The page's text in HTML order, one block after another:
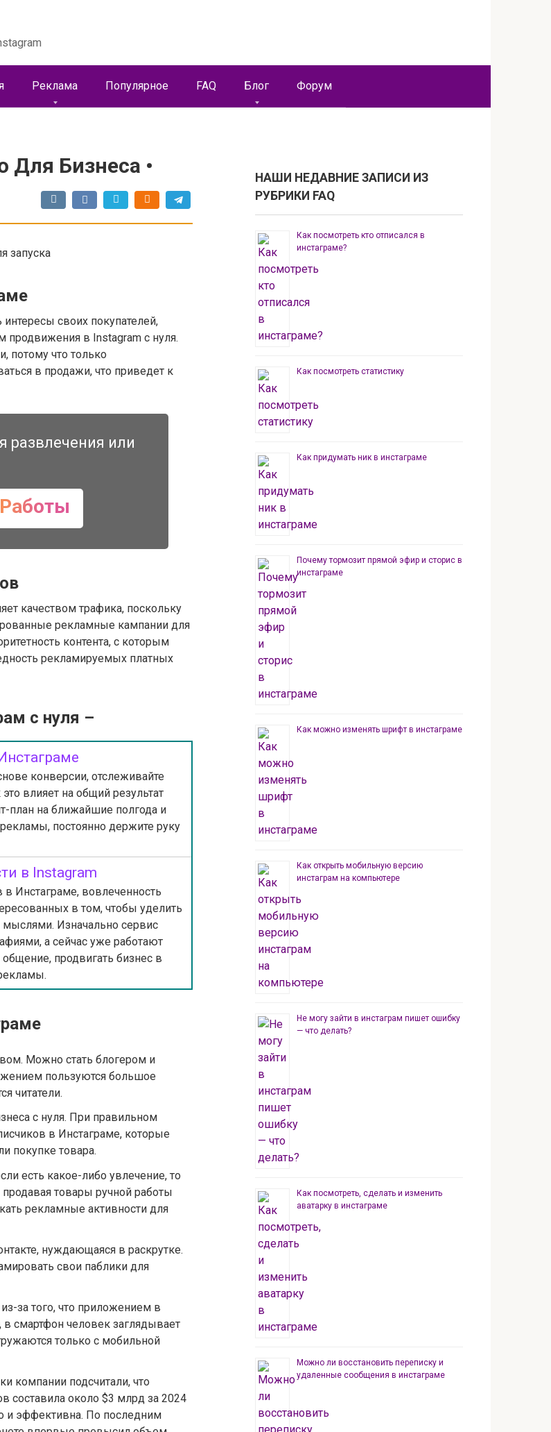
Реклама Популярное FAQ Блог Форум
Для Бизнеса •
запуска
своих покупателей,
продвижения в Instagram с нуля.
потому что только
в продажи, что приведет к
развлечения или
Работы
качеством трафика, поскольку
рекламные кампании для
контента, с которым
рекламируемых платных
с нуля –
конверсии, отслеживайте
влияет на общий результат
план на ближайшие полгода и
постоянно держите руку
в Instagram
Инстаграме, вовлеченность
в том, чтобы уделить
Изначально сервис
а сейчас уже работают
продвигать бизнес в
Можно стать блогером и
пользуются большое
читатели.
с нуля. При правильном
в Инстаграме, которые
покупке товара.
есть какое-либо увлечение, то
товары ручной работы
рекламные активности для
нуждающаяся в раскрутке.
свои паблики для
за того, что приложением в
смартфон человек заглядывает
только с мобильной
компании подсчитали, что
составила около $3 млрд за 2024
и эффективна. По последним
НАШИ НЕДАВНИЕ ЗАПИСИ ИЗ
РУБРИКИ FAQ
Как посмотреть кто отписался в
инстаграме?
Как посмотреть статистику
Как придумать ник в инстаграме
Почему тормозит прямой эфир и сторис в
инстаграме
Как можно изменять шрифт в инстаграме
Как открыть мобильную версию
инстаграм на компьютере
Не могу зайти в инстаграм пишет ошибку
— что делать?
Как посмотреть, сделать и изменить
аватарку в инстаграме
Можно ли восстановить переписку и
удаленные сообщения в инстаграме